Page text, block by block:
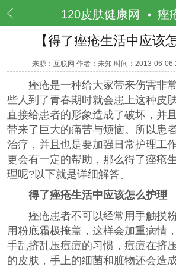
120皮肤健康网 痤
【得了痤疮生活中应该
来源：互联网 作者：未知 时间：2013-06-06
痤疮是一种给大家带来伤害非
些人到了青春期时就会患上这种皮
直接给患者的形象造成了破坏，并
带来了巨大的痛苦与烦恼。所以患
治疗，并且也是要加强日常护理工
更会有一定的帮助，那么得了痤疮
理呢?以下就是详细解答。
得了痤疮生活中应该怎么护理
痤疮患者不可以经常用手触摸粉
用粉底霜极掩盖，这样会加重病情
手乱挤乱压痘痘的习惯，痘痘在挤
的皮肤，手上的细菌和脏物还会造